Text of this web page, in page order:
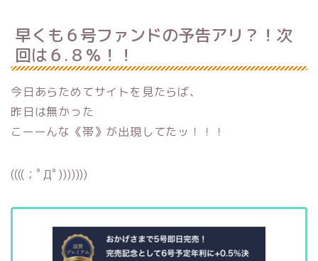
早くも６号ファンドの予告アリ？！次
回は６.８％！！
今日あらためてサイトを見たらば、
昨日は無かった
こーーんな《帯》が出現してたッ！！！
((((；ﾟДﾟ)))))))